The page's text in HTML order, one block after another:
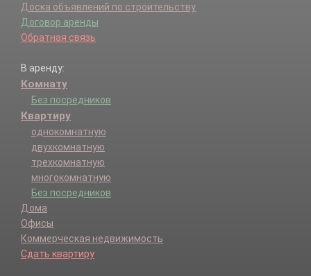
Доска объявлений по строительству
Договор аренды
Обратная связь
В аренду:
Комнату
Без посредников
Квартиру
однокомнатную
двухкомнатную
трехкомнатную
многокомнатную
Без посредников
Дома
Офисы
Коммерческая недвижимость
Сдать квартиру